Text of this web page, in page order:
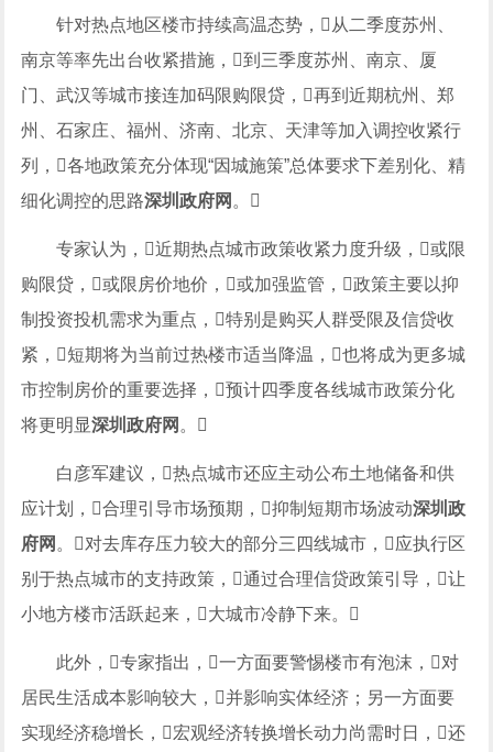
针对热点地区楼市持续高温态势，从二季度苏州、
南京等率先出台收紧措施，到三季度苏州、南京、厦
门、武汉等城市接连加码限购限贷，再到近期杭州、郑
州、石家庄、福州、济南、北京、天津等加入调控收紧行
列，各地政策充分体现“因城施策”总体要求下差别化、精
细化调控的思路深圳政府网 。
专家认为，近期热点城市政策收紧力度升级，或限
购限贷，或限房价地价，或加强监管，政策主要以抑
制投资投机需求为重点，特别是购买人群受限及信贷收
紧，短期将为当前过热楼市适当降温，也将成为更多城
市控制房价的重要选择，预计四季度各线城市政策分化
将更明显深圳政府网 。
白彦军建议，热点城市还应主动公布土地储备和供
应计划，合理引导市场预期，抑制短期市场波动深圳政
府网 。对去库存压力较大的部分三四线城市，应执行区
别于热点城市的支持政策，通过合理信贷政策引导，让
小地方楼市活跃起来，大城市冷静下来。
此外，专家指出，一方面要警惕楼市有泡沫，对
居民生活成本影响较大，并影响实体经济；另一方面要
实现经济稳增长，宏观经济转换增长动力尚需时日，还